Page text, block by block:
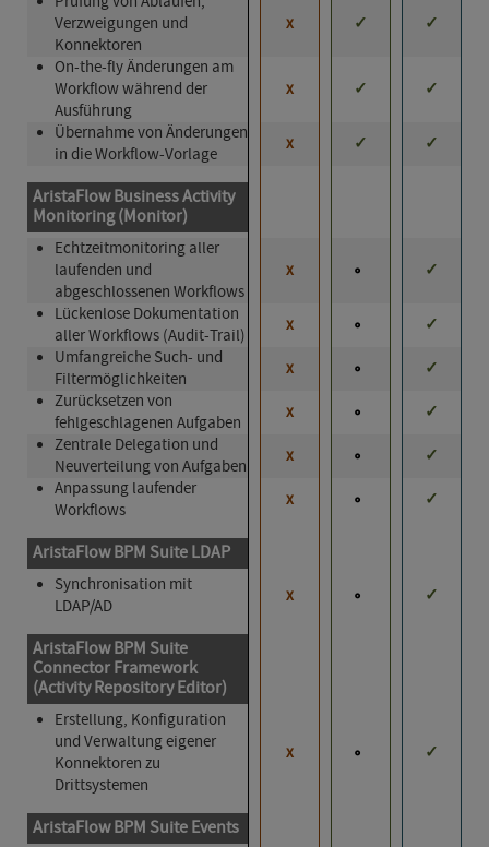
Verzweigungen und
Konnektoren
x ✓
✓
On-the-fly Änderungen am
Workflow während der
Ausführung
x ✓
✓
Übernahme von Änderungen
in die Workflow-Vorlage
x ✓ ✓
AristaFlow Business Activity
Monitoring (Monitor)
Echtzeitmonitoring aller
laufenden und
abgeschlossenen Workflows
x
✓
Lückenlose Dokumentation
aller Workflows (Audit-Trail)
x
✓
Umfangreiche Such- und
Filtermöglichkeiten
x
✓
Zurücksetzen von
fehlgeschlagenen Aufgaben
x
✓
Zentrale Delegation und
Neuverteilung von Aufgaben
x
✓
Anpassung laufender
Workflows
x ✓
AristaFlow BPM Suite LDAP
Synchronisation mit
LDAP/AD
x ✓
AristaFlow BPM Suite
Connector Framework
(Activity Repository Editor)
Erstellung, Konfiguration
und Verwaltung eigener
Konnektoren zu
Drittsystemen
x ✓
AristaFlow BPM Suite Events